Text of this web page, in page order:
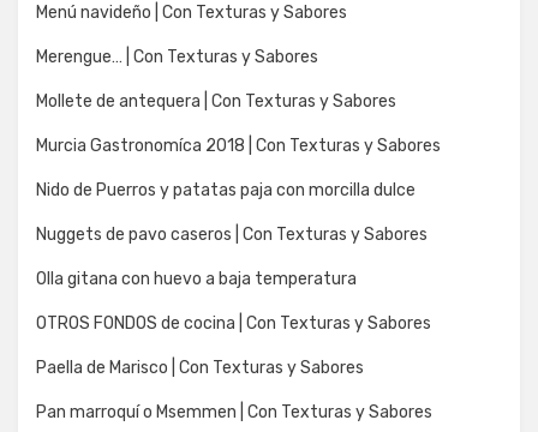
Menú navideño | Con Texturas y Sabores
Merengue… | Con Texturas y Sabores
Mollete de antequera | Con Texturas y Sabores
Murcia Gastronomíca 2018 | Con Texturas y Sabores
Nido de Puerros y patatas paja con morcilla dulce
Nuggets de pavo caseros | Con Texturas y Sabores
Olla gitana con huevo a baja temperatura
OTROS FONDOS de cocina | Con Texturas y Sabores
Paella de Marisco | Con Texturas y Sabores
Pan marroquí o Msemmen | Con Texturas y Sabores